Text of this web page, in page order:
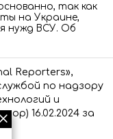
так как
на Украине,
нужд ВСУ. Об
Reporters»,
по надзору
и
16.02.2024 за